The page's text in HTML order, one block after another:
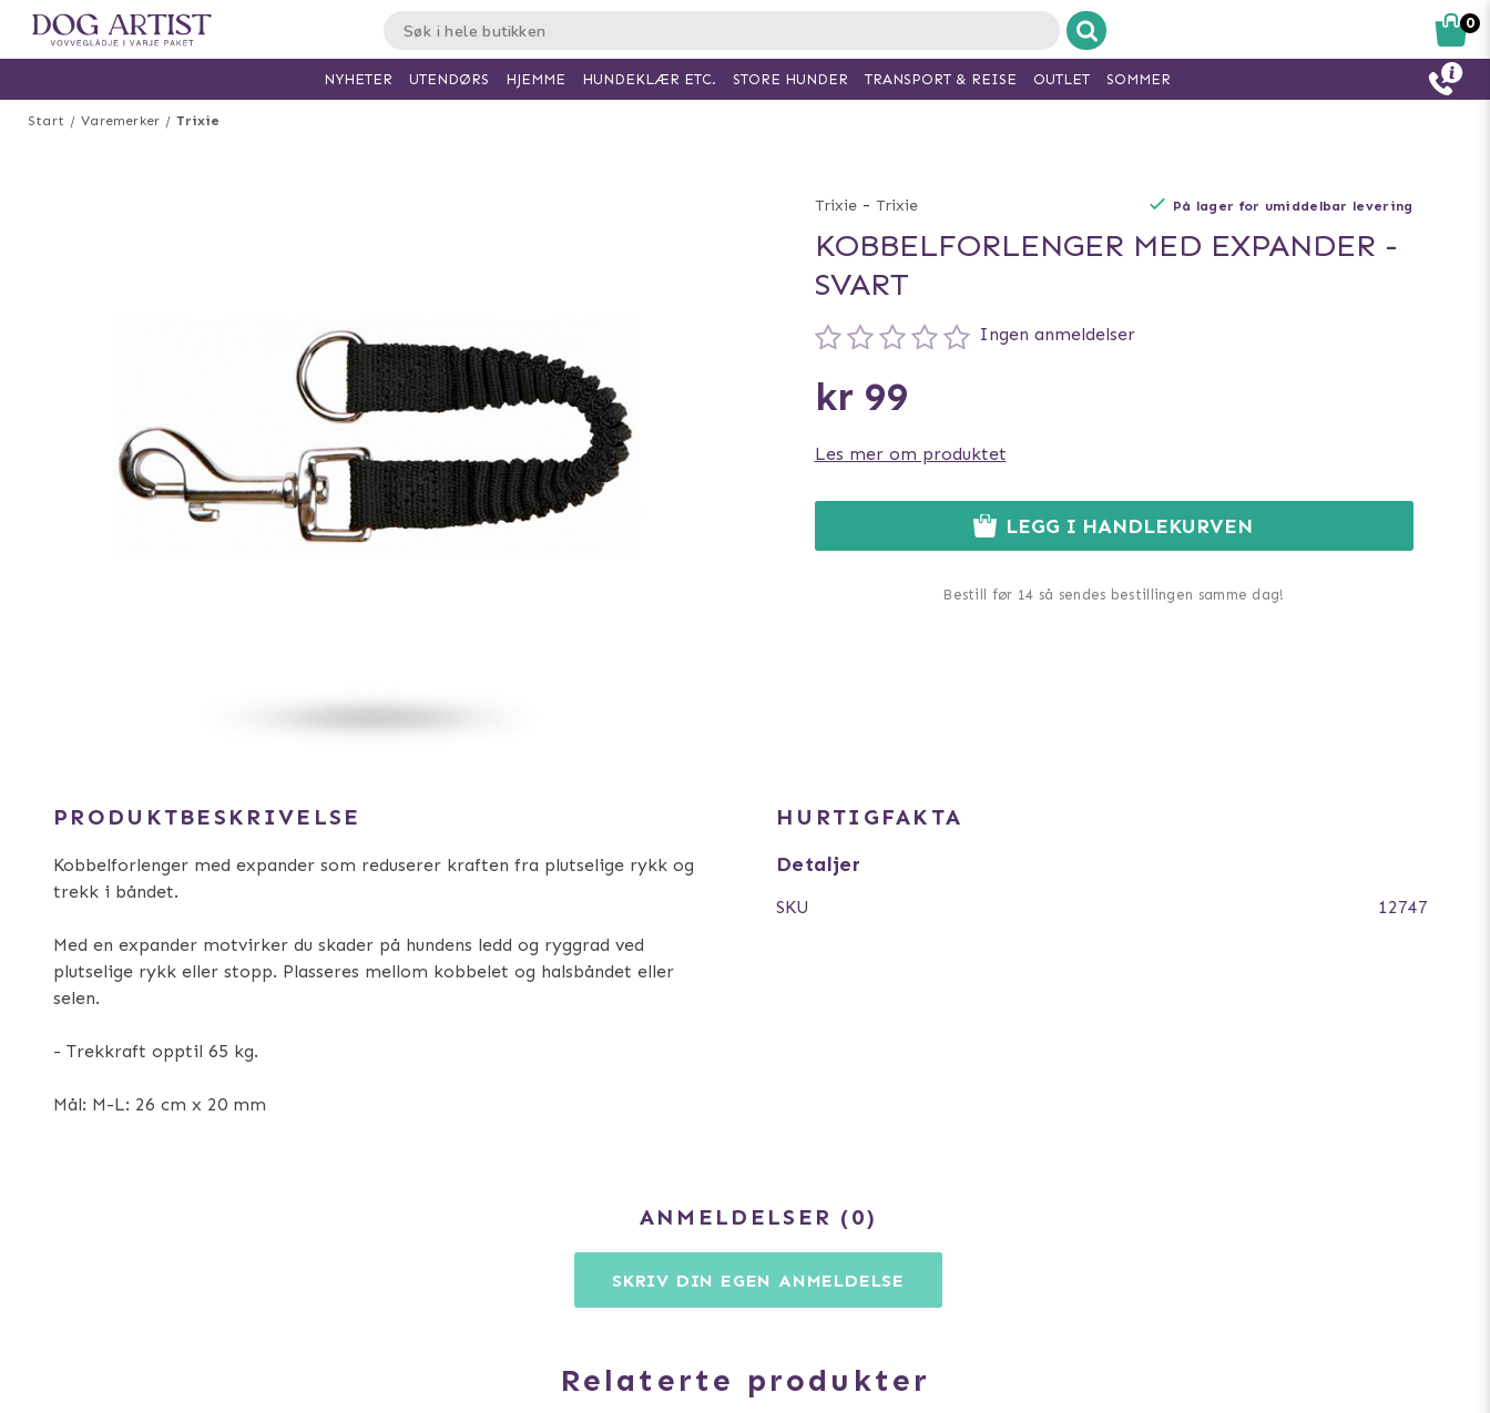
Start Varemerker Trixie
Trixie - Trixie På lager for umiddelbar levering
KOBBELFORLENGER MED EXPANDER -
SVART
Ingen anmeldelser
kr 99
Les mer om produktet
LEGG I HANDLEKURVEN
Bestill før 14 så sendes bestillingen samme dag!
PRODUKTBESKRIVELSE
Kobbelforlenger med expander som reduserer kraften fra plutselige rykk og
trekk i båndet.
Med en expander motvirker du skader på hundens ledd og ryggrad ved
plutselige rykk eller stopp. Plasseres mellom kobbelet og halsbåndet eller
selen.
- Trekkraft opptil 65 kg.
Mål: M-L: 26 cm x 20 mm
HURTIGFAKTA
Detaljer
SKU 12747
ANMELDELSER 0
SKRIV DIN EGEN ANMELDELSE
Relaterte produkter
0
NYHETER UTENDØRS HJEMME HUNDEKLÆR ETC. STORE HUNDER TRANSPORT & REISE OUTLET SOMMER